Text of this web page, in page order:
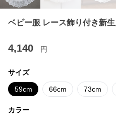
ベビー服 レース飾り付き新
4,140 円
サイズ
59cm 66cm 73cm
カラー